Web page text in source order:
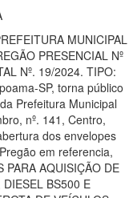
MUNICIPAL
PRESENCIAL Nº
Nº. 19/2024. TIPO:
SP, torna público
Prefeitura Municipal
nº. 141, Centro,
dos envelopes
em referencia,
AQUISIÇÃO DE
BS500 E